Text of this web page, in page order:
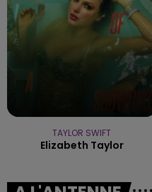
TAYLOR SWIFT
Elizabeth Taylor